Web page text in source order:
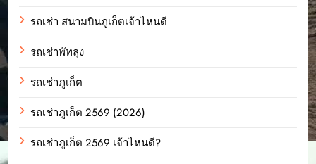
รถเช่า สนามบินภูเก็ตเจ้าไหนดี
รถเช่าพัทลุง
รถเช่าภูเก็ต
รถเช่าภูเก็ต 2569 (2026)
รถเช่าภูเก็ต 2569 เจ้าไหนดี?